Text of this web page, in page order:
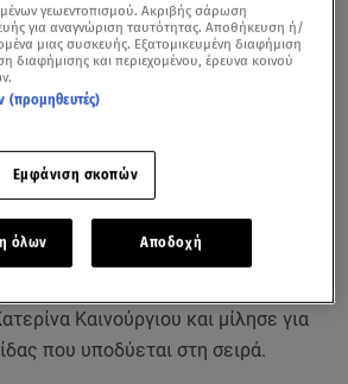
της Ευγενίας Σαμαρά στη Super Κατερίνα
αναμένεται να
τηλεθεατές στα επόμενα
Καινούργιου και μίλησε για
που υποδύεται στη σειρά.
γεωεντοπισμού. Ακριβής σάρωση
για αναγνώριση ταυτότητας. Αποθήκευση ή/
μιας συσκευής. Εξατομικευμένη διαφήμιση
διαφήμισης και περιεχομένου, έρευνα κοινού
(προμηθευτές)
Εμφάνιση σκοπών
όλων Αποδοχή